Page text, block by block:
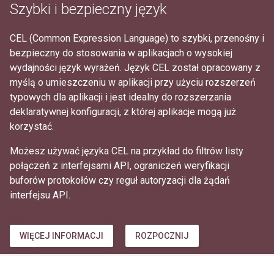
Szybki i bezpieczny język
CEL (Common Expression Language) to szybki, przenośny i
bezpieczny do stosowania w aplikacjach o wysokiej
wydajności język wyrażeń. Język CEL został opracowany z
myślą o umieszczeniu w aplikacji przy użyciu rozszerzeń
typowych dla aplikacji i jest idealny do rozszerzania
deklaratywnej konfiguracji, z której aplikacje mogą już
korzystać.
Możesz używać języka CEL na przykład do filtrów listy
połączeń z interfejsami API, ograniczeń weryfikacji
buforów protokołów czy reguł autoryzacji dla żądań
interfejsu API.
WIĘCEJ INFORMACJI ROZPOCZNIJ